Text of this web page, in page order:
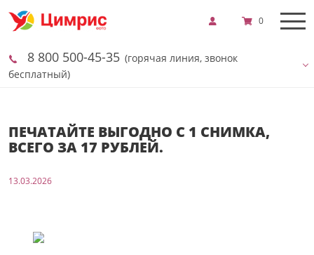
8 800 500-45-35 (горячая линия, звонок
бесплатный)
0
ПЕЧАТАЙТЕ ВЫГОДНО С 1 СНИМКА,
ВСЕГО ЗА 17 РУБЛЕЙ.
13.03.2026